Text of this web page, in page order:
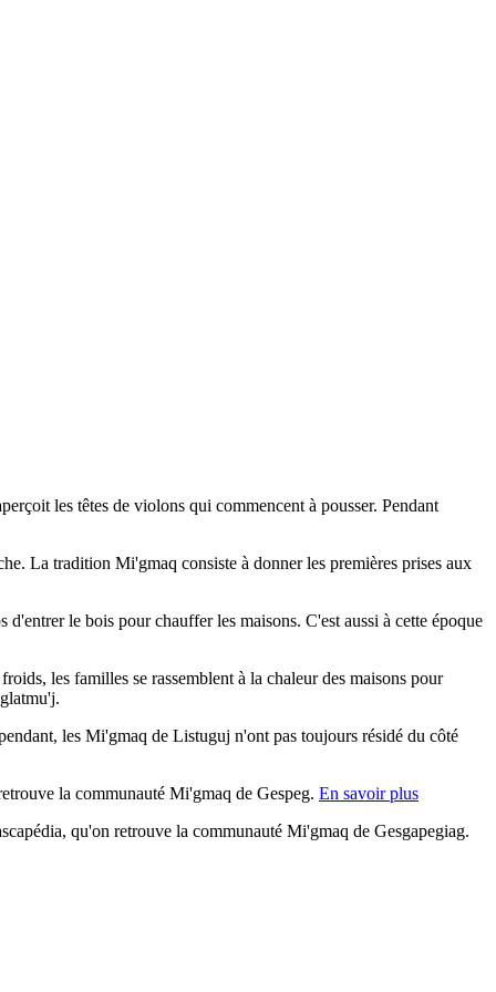
les têtes de violons qui commencent à pousser. Pendant
La tradition Mi'gmaq consiste à donner les premières prises aux
le bois pour chauffer les maisons. C'est aussi à cette époque
les familles se rassemblent à la chaleur des maisons pour
les Mi'gmaq de Listuguj n'ont pas toujours résidé du côté
la communauté Mi'gmaq de Gespeg. En savoir plus
qu'on retrouve la communauté Mi'gmaq de Gesgapegiag.